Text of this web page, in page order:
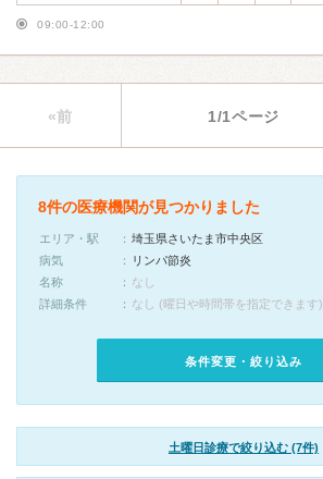
09:00-12:00
«前 1/1ページ
8件の医療機関が見つかりました
エリア・駅
埼玉県さいたま市中央区
病気
リンパ節炎
名称
なし
詳細条件
なし (曜日や時間帯を指定できます)
条件変更・絞り込み
土曜日診療で絞り込む (7件)